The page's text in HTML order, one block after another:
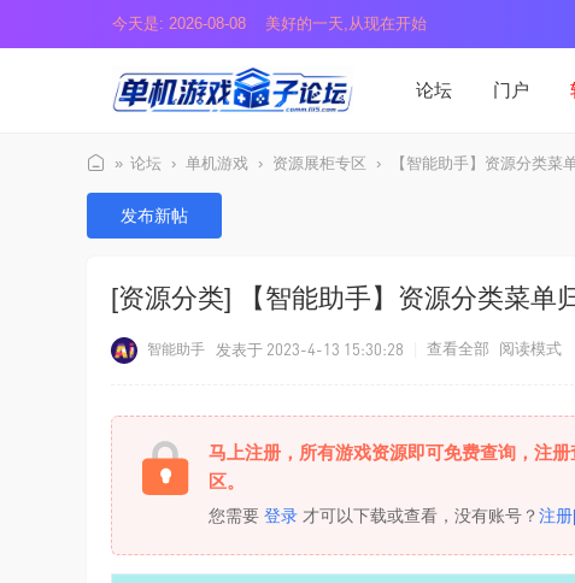
今天是: 2026-08-08 美好的一天,从现在开始
论坛 门户
单
机
» 论坛 › 单机游戏 › 资源展柜专区 › 【智能助手】资源分类菜
发布新帖
[资源分类] 【智能助手】资源分类菜单
智能助手 发表于 2023-4-13 15:30:28 查看全部 阅读模式
马上注册，所有游戏资源即可免费查询，注
区。
您需要 登录 才可以下载或查看，没有账号？注